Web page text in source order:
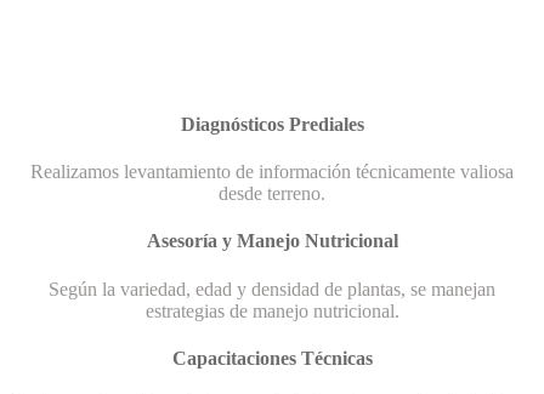
Diagnósticos Prediales
Realizamos levantamiento de información técnicamente valiosa
desde terreno.
Asesoría y Manejo Nutricional
Según la variedad, edad y densidad de plantas, se manejan
estrategias de manejo nutricional.
Capacitaciones Técnicas